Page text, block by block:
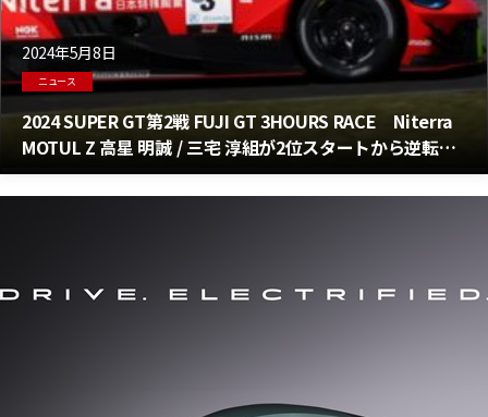
2024年5月8日
ニュース
2024 SUPER GT第2戦 FUJI GT 3HOURS RACE Niterra
MOTUL Z 高星 明誠 / 三宅 淳組が2位スタートから逆転勝
利！8万人のファンとともに盛り上がる